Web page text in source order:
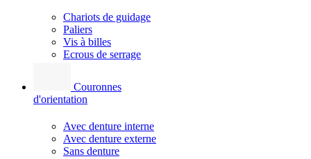
Chariots de guidage
Paliers
Vis à billes
Ecrous de serrage
Couronnes
d'orientation
Avec denture interne
Avec denture externe
Sans denture